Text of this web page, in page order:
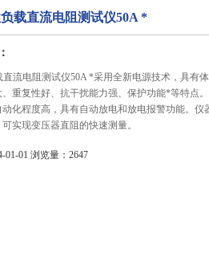
载直流电阻测试仪50A *
直流电阻测试仪50A *采用全新电源技术，具有
重复性好、抗干扰能力强、保护功能*等特点
化程度高，具有自动放电和放电报警功能。仪
实现变压器直阻的快速测量。
01-01 浏览量：2647